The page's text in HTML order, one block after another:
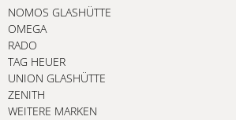
NOMOS GLASHÜTTE
OMEGA
RADO
TAG HEUER
UNION GLASHÜTTE
ZENITH
WEITERE MARKEN